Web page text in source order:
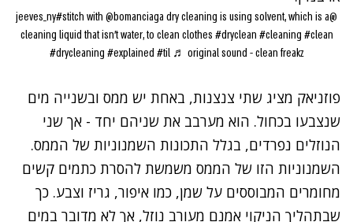
@jeeves_ny
#stitch with @bomanciaga dry cleaning is using solvent, which is a
cleaning liquid that isn’t water, to clean clothes #dryclean #cleaning #clean
#drycleaning #explained #til ♬ original sound - clean freakz
פוזניאק מציג שתי צנצנות, באחת יש ממס ובשנייה מים
שנצבעו בכחול. הוא מערבב את שניהם יחד - אך שני
הנוזלים נפרדים, בגלל התכונות השמנוניות של הממס.
השמנוניות הזו של הממס משמשת להסרת כתמים קשים
מחומרים המבוססים על שמן, כמו איפור, גריז וצבע. כך
שבתהליך הניקוי אמנם מעורב נוזל, אך לא מדובר במים